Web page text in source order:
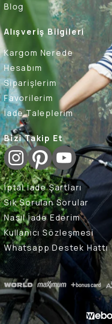
Blog
Alışveriş Bilgileri
Kargom Nerede
Hesabım
Siparişlerim
Favorilerim
İade Taleplerim
Bizi Takip Et
İptal İade Şartları
Sık Sorulan Sorular
Nasıl İade Ederim
Kullanıcı Sözleşmesi
Whatsapp Destek Hattı